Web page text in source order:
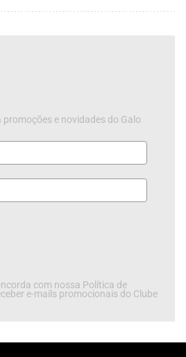
promoções e novidades do Galo
com nossa Política de
e-mails promocionais do Clube